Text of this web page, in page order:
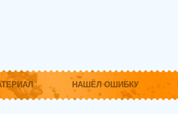
НАШЁЛ ОШИБКУ